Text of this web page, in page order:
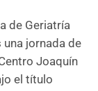
de Geriatría
jornada de
Joaquín
el título